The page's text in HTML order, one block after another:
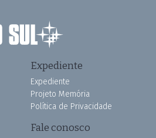
Expediente
Expediente
Projeto Memória
Política de Privacidade
Fale conosco